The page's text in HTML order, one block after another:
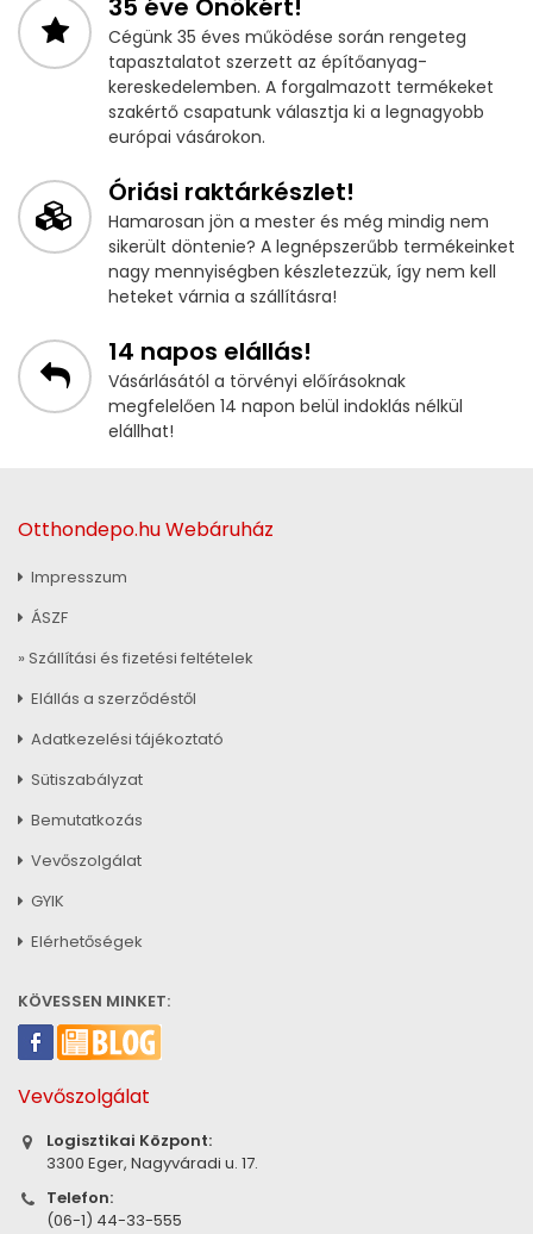
35 éve Önökért!
Cégünk 35 éves működése során rengeteg
tapasztalatot szerzett az építőanyag-
kereskedelemben. A forgalmazott termékeket
szakértő csapatunk választja ki a legnagyobb
európai vásárokon.
Óriási raktárkészlet!
Hamarosan jön a mester és még mindig nem
sikerült döntenie? A legnépszerűbb termékeinket
nagy mennyiségben készletezzük, így nem kell
heteket várnia a szállításra!
14 napos elállás!
Vásárlásától a törvényi előírásoknak
megfelelően 14 napon belül indoklás nélkül
elállhat!
Otthondepo.hu Webáruház
Impresszum
ÁSZF
» Szállítási és fizetési feltételek
Elállás a szerződéstől
Adatkezelési tájékoztató
Sütiszabályzat
Bemutatkozás
Vevőszolgálat
GYIK
Elérhetőségek
KÖVESSEN MINKET:
Vevőszolgálat
Logisztikai Központ:
3300 Eger, Nagyváradi u. 17.
Telefon:
(06-1) 44-33-555